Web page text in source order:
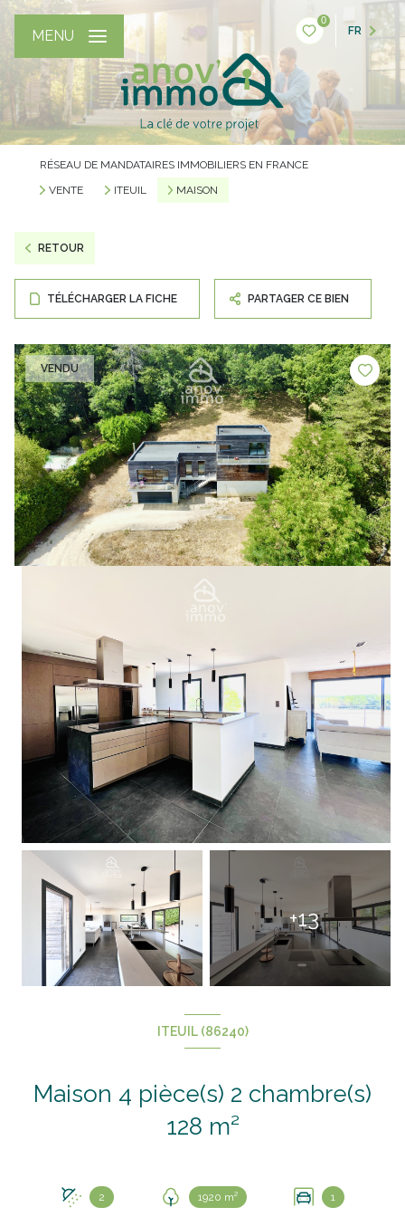
0
FR
MENU
RÉSEAU DE MANDATAIRES IMMOBILIERS EN FRANCE
VENTE
ITEUIL MAISON
RETOUR
TÉLÉCHARGER LA FICHE PARTAGER CE BIEN
VENDU
+13
ITEUIL (86240)
Maison 4 pièce(s) 2 chambre(s)
128 m²
2 1920 m² 1